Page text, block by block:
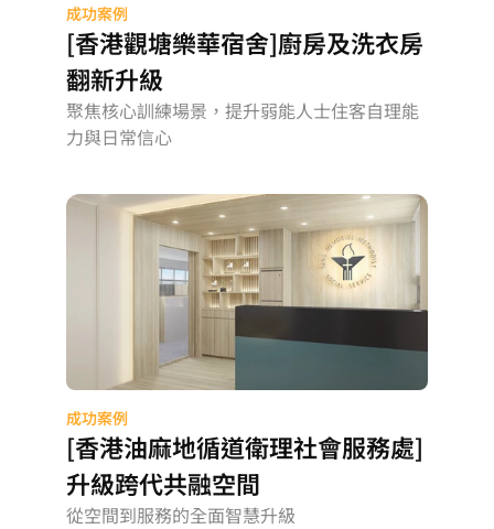
成功案例
[香港觀塘樂華宿舍]廚房及洗衣房
翻新升級
聚焦核心訓練場景，提升弱能人士住客自理能
力與日常信心
成功案例
[香港油麻地循道衛理社會服務處]
升級跨代共融空間
從空間到服務的全面智慧升級